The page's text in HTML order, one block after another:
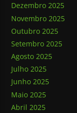
Dezembro 2025
Novembro 2025
Outubro 2025
Setembro 2025
Agosto 2025
Julho 2025
Junho 2025
Maio 2025
Abril 2025